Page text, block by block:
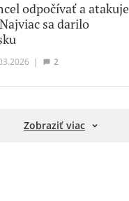
odpočívať a atakuje
sa darilo
| 2
Zobraziť viac